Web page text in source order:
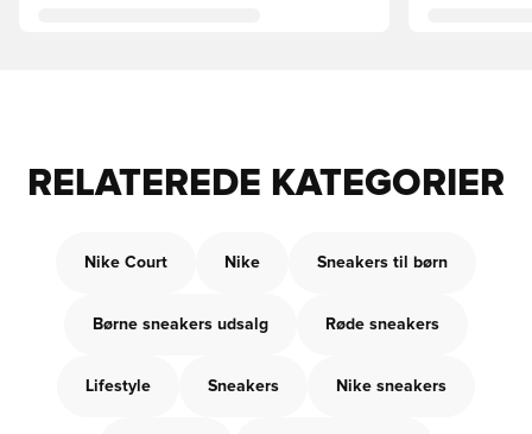
RELATEREDE KATEGORIER
Nike Court Nike Sneakers til børn
Børne sneakers udsalg Røde sneakers
Lifestyle Sneakers Nike sneakers